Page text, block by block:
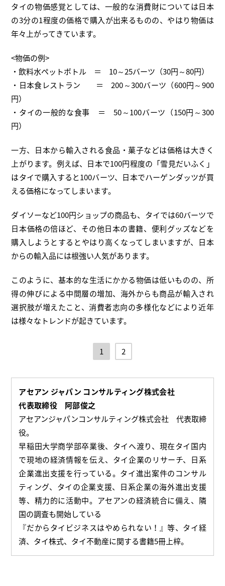
タイの物価感覚としては、一般的な消費財については日本
の3分の1程度の価格で購入が出来るものの、やはり物価は
年々上がってきています。
<物価の例>
・飲料水ペットボトル ＝ 10～25バーツ（30円～80円）
・日本食レストラン ＝ 200～300バーツ（600円～900
円）
・タイの一般的な食事 ＝ 50～100バーツ（150円～300
円）
一方、日本から輸入される食品・菓子などは価格は大きく
上がります。例えば、日本で100円程度の「雪見だいふく」
はタイで購入すると100バーツ、日本でハーゲンダッツが買
える価格になってしまいます。
ダイソーなど100円ショップの商品も、タイでは60バーツで
日本価格の倍ほど、その他日本の書籍、便利グッズなどを
購入しようとするとやはり高くなってしまいますが、日本
からの輸入品には根強い人気があります。
このように、基本的な生活にかかる物価は低いものの、所
得の伸びによる中間層の増加、海外からも商品が輸入され
選択肢が増えたこと、消費者志向の多様化などにより近年
は様々なトレンドが起きています。
1 2
アセアン ジャパン コンサルティング株式会社
代表取締役 阿部俊之
アセアンジャパンコンサルティング株式会社 代表取締
役。
早稲田大学商学部卒業後、タイへ渡り、現在タイ国内
で現地の経済情報を伝え、タイ企業のリサーチ、日系
企業進出支援を行っている。タイ進出案件のコンサル
ティング、タイの企業支援、日系企業の海外進出支援
等、精力的に活動中。アセアンの経済統合に備え、隣
国の調査も開始している
『だからタイビジネスはやめられない！』等、タイ経
済、タイ株式、タイ不動産に関する書籍5冊上梓。